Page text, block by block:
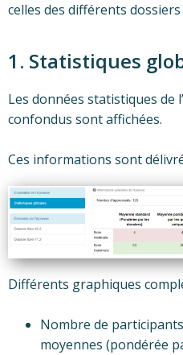
celles des différents dossiers
1. Statistiques
Les données statistiques de
confondus sont affichées.
Ces informations sont
Différents graphiques
Nombre de
moyennes (pondérée